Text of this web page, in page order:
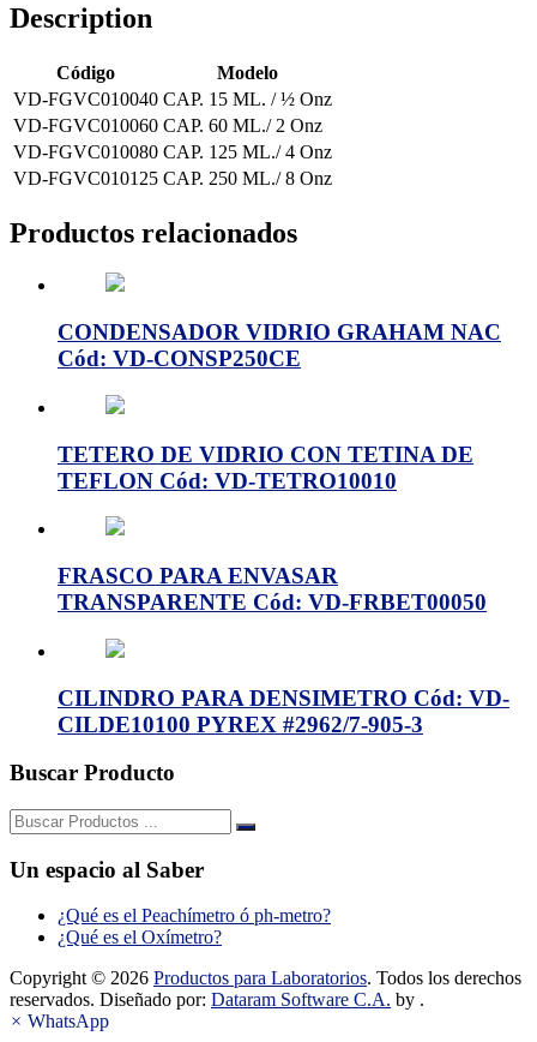
Description
Código
Modelo
VD-FGVC010040 CAP. 15 ML. / ½ Onz
VD-FGVC010060 CAP. 60 ML./ 2 Onz
VD-FGVC010080 CAP. 125 ML./ 4 Onz
VD-FGVC010125 CAP. 250 ML./ 8 Onz
Productos relacionados
CONDENSADOR VIDRIO GRAHAM NAC
Cód: VD-CONSP250CE
TETERO DE VIDRIO CON TETINA DE
TEFLON Cód: VD-TETRO10010
FRASCO PARA ENVASAR
TRANSPARENTE Cód: VD-FRBET00050
CILINDRO PARA DENSIMETRO Cód: VD-
CILDE10100 PYREX #2962/7-905-3
Buscar Producto
Buscar:
Un espacio al Saber
¿Qué es el Peachímetro ó ph-metro?
¿Qué es el Oxímetro?
Copyright © 2026 Productos para Laboratorios. Todos los derechos
reservados. Diseñado por: Dataram Software C.A. by .
× WhatsApp